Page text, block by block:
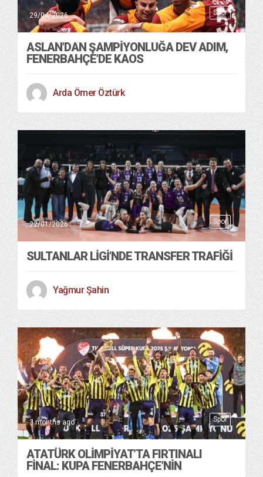
Spor
29/04/2026
ASLAN’DAN ŞAMPİYONLUĞA DEV ADIM,
FENERBAHÇE’DE KAOS
Arda Ömer Öztürk
Spor
22/01/2026
SULTANLAR LİGİ’NDE TRANSFER TRAFİĞİ
Yağmur Şahin
Spor
3 months ago
ATATÜRK OLIMPIYAT’TA FIRTINALI
FINAL: KUPA FENERBAHÇE’NIN